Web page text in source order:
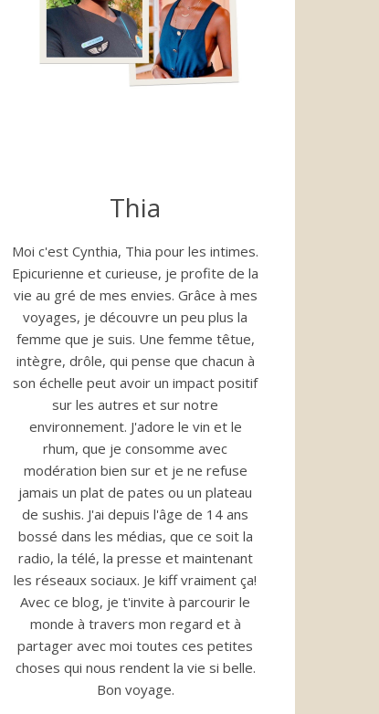
Thia
Moi c'est Cynthia, Thia pour les intimes.
Epicurienne et curieuse, je profite de la
vie au gré de mes envies. Grâce à mes
voyages, je découvre un peu plus la
femme que je suis. Une femme têtue,
intègre, drôle, qui pense que chacun à
son échelle peut avoir un impact positif
sur les autres et sur notre
environnement. J'adore le vin et le
rhum, que je consomme avec
modération bien sur et je ne refuse
jamais un plat de pates ou un plateau
de sushis. J'ai depuis l'âge de 14 ans
bossé dans les médias, que ce soit la
radio, la télé, la presse et maintenant
les réseaux sociaux. Je kiff vraiment ça!
Avec ce blog, je t'invite à parcourir le
monde à travers mon regard et à
partager avec moi toutes ces petites
choses qui nous rendent la vie si belle.
Bon voyage.